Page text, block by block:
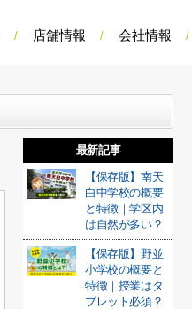
店舗情報 会社情報
最新記事
【保存版】南天
白中学校の概要
と特徴｜学区内
は自然が多い？
【保存版】野並
小学校の概要と
特徴｜授業はタ
ブレット必須？